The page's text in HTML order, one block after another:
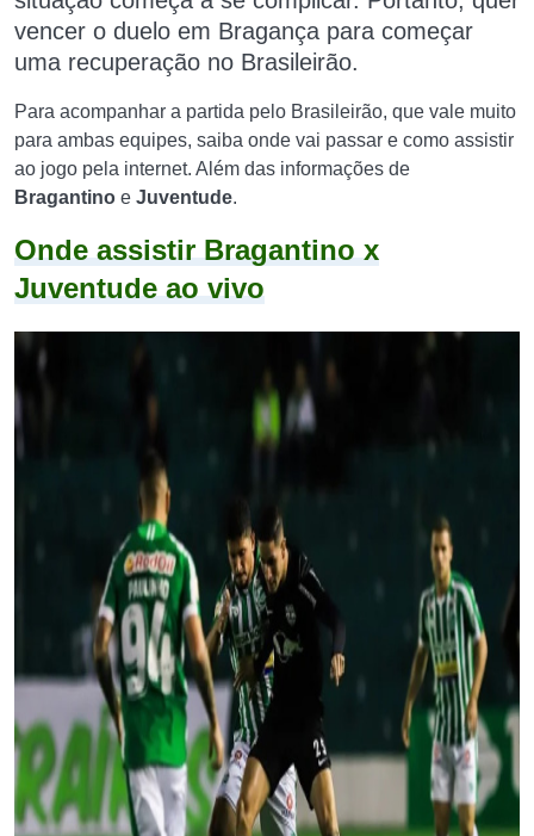
vencer o duelo em Bragança para começar
uma recuperação no Brasileirão.
Para acompanhar a partida pelo Brasileirão, que vale muito
para ambas equipes, saiba onde vai passar e como assistir
ao jogo pela internet. Além das informações de
Bragantino e Juventude.
Onde assistir Bragantino x
Juventude ao vivo